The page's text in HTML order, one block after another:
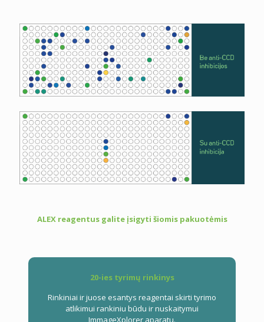
ALEX reagentus galite įsigyti šiomis pakuotėmis
20-ies tyrimų rinkinys
Rinkiniai ir juose esantys reagentai skirti tyrimo
atlikimui rankiniu būdu ir nuskaitymui
ImmageXplorer aparatu.